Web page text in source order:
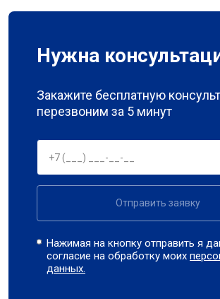
Нужна
Закажите бесплатную
перезвоним за 5 минут
Отправить заявку
Нажимая на кнопку отправить я
согласие на обработку моих
данных.